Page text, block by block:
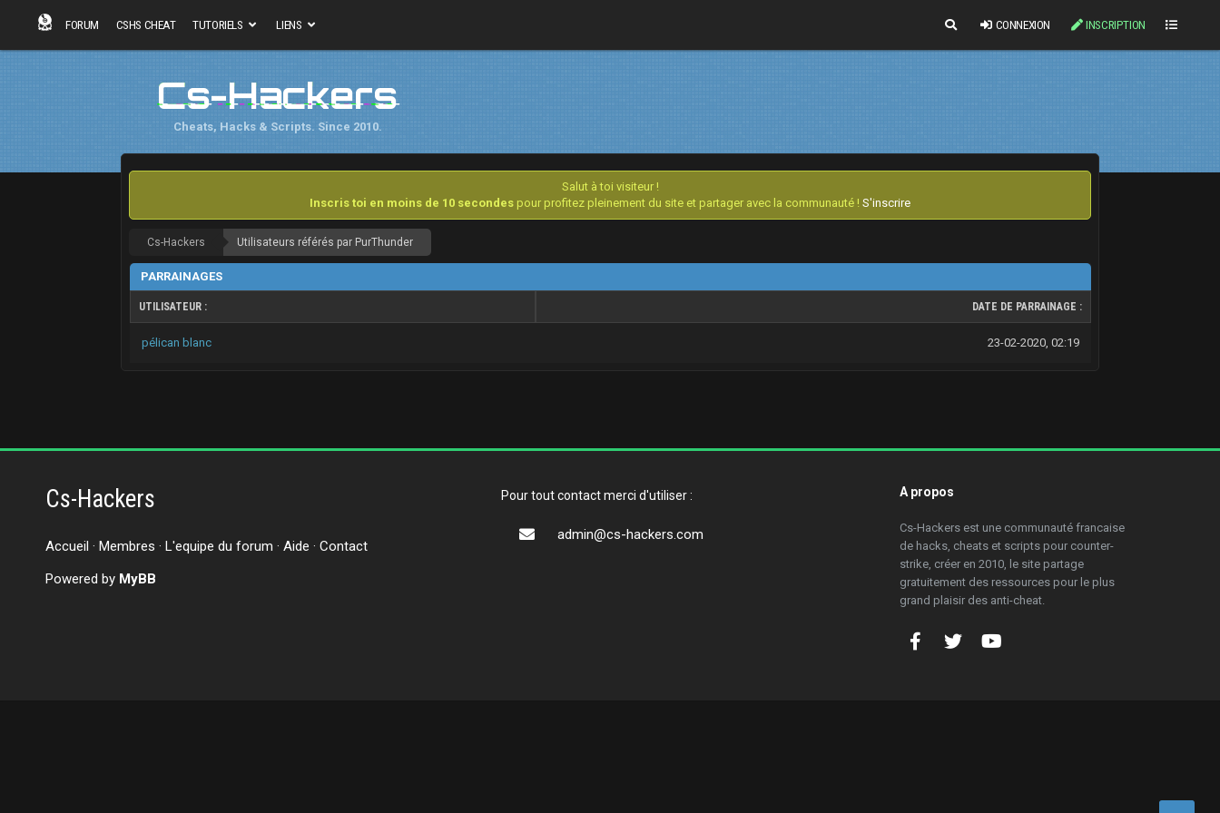
CONNEXION INSCRIPTION
FORUM CSHS CHEAT TUTORIELS LIENS
Cs-Hackers
Cheats, Hacks & Scripts. Since 2010.
Salut à toi visiteur !
Inscris toi en moins de 10 secondes pour profitez pleinement du site et partager avec la communauté ! S'inscrire
Cs-Hackers Utilisateurs référés par PurThunder
PARRAINAGES
UTILISATEUR : DATE DE PARRAINAGE :
pélican blanc 23-02-2020, 02:19
Cs-Hackers
Accueil · Membres · L'equipe du forum · Aide · Contact
Powered by MyBB
Pour tout contact merci d'utiliser :
admin@cs-hackers.com
A propos
Cs-Hackers est une communauté francaise
de hacks, cheats et scripts pour counter-
strike, créer en 2010, le site partage
gratuitement des ressources pour le plus
grand plaisir des anti-cheat.